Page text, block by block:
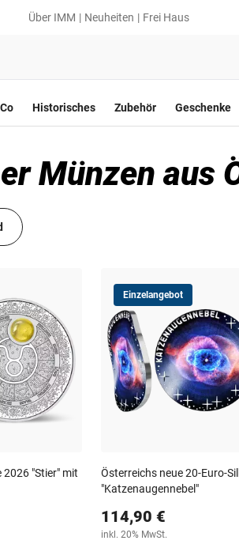
Über IMM Neuheiten Frei Haus
Historisches Zubehör Geschenke
Münzen aus
"Stier" mit
Einzelangebot
Österreichs neue 20-Euro-
"Katzenaugennebel"
114,90 €
inkl. 20% MwSt.